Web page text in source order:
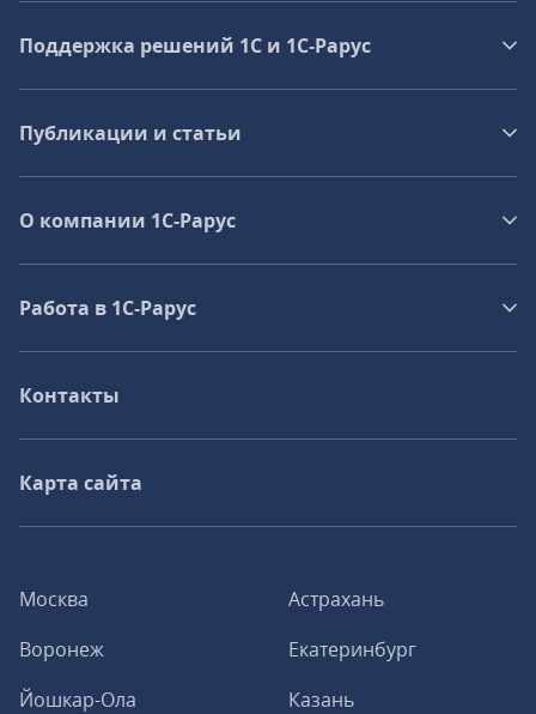
Москва
Астрахань
Воронеж
Екатеринбург
Йошкар-Ола
Казань
Поддержка решений 1С и 1С‑Рарус
Публикации и статьи
О компании 1C-Рарус
Работа в 1С‑Рарус
Контакты
Карта сайта